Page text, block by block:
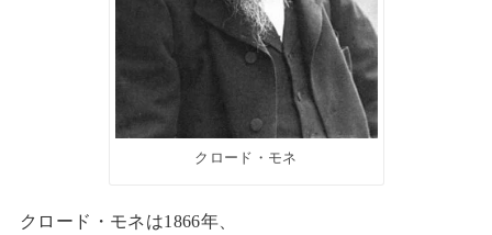
クロード・モネ
クロード・モネは1866年、